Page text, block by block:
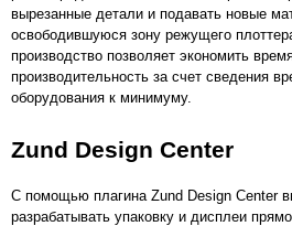
вырезанные детали и подавать новые
освободившуюся зону режущего
производство позволяет экономить
производительность за счет сведения
оборудования к минимуму.
Zund Design Center
С помощью плагина Zund Design Center
разрабатывать упаковку и дисплеи